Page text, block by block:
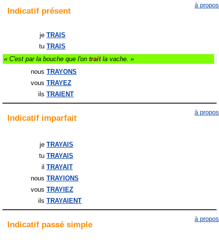
Indicatif présent
à propos
je TRAIS
tu TRAIS
« C'est par la bouche que l'on traitla vache. »
nous TRAYONS
vous TRAYEZ
ils TRAIENT
Indicatif imparfait
à propos
je TRAYAIS
tu TRAYAIS
il TRAYAIT
nous TRAYIONS
vous TRAYIEZ
ils TRAYAIENT
Indicatif passé simple
à propos